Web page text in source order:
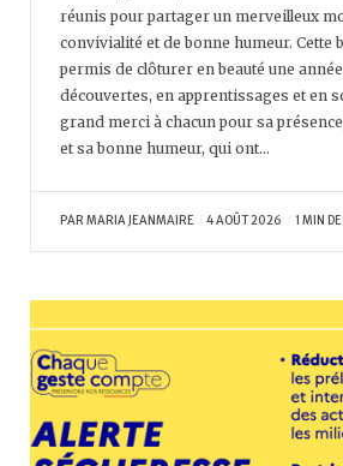
réunis pour partager un merveilleux
convivialité et de bonne humeur. Cette
permis de clôturer en beauté une
découvertes, en apprentissages et en
grand merci à chacun pour sa
et sa bonne humeur, qui ont…
PARMARIA JEANMAIRE 4 AOÛT 2026 1 MIN